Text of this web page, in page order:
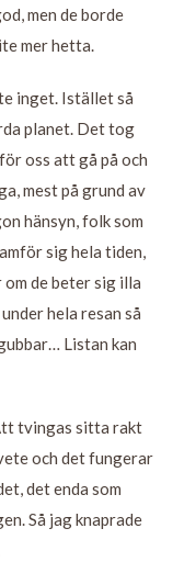
men de borde
mer hetta.
inget. Istället så
planet. Det tog
oss att gå på och
mest på grund av
hänsyn, folk som
sig hela tiden,
de beter sig illa
hela resan så
Listan kan
tvingas sitta rakt
och det fungerar
det enda som
Så jag knaprade